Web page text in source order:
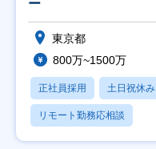
ー
東京都
800万~1500万
正社員採用 土日祝休み
リモート勤務応相談